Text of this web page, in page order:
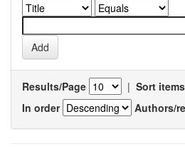
Results/Page | Sort
In order
Authors/